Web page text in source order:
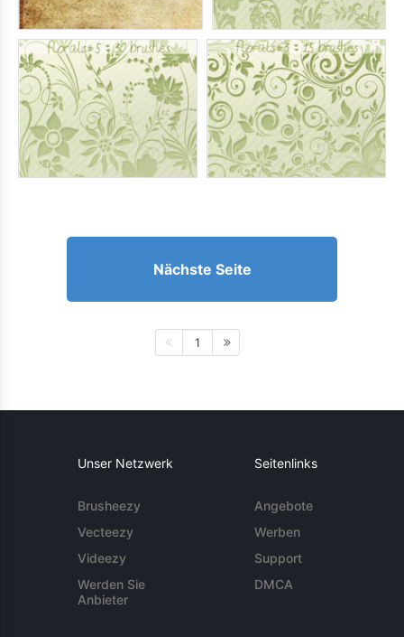
Nächste Seite
1
Unser Netzwerk
Brusheezy
Vecteezy
Videezy
Werden Sie
Anbieter
Seitenlinks
Angebote
Werben
Support
DMCA